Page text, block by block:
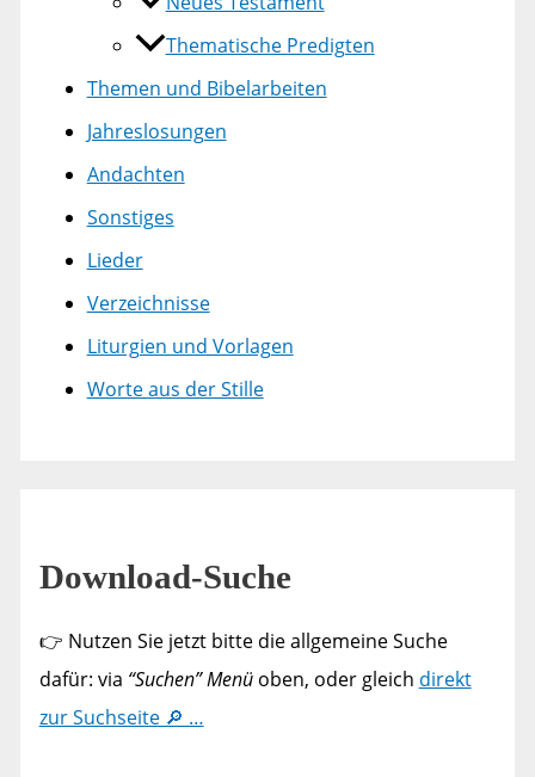
Thematische Predigten
Themen und Bibelarbeiten
Jahreslosungen
Andachten
Sonstiges
Lieder
Verzeichnisse
Liturgien und Vorlagen
Worte aus der Stille
Download-Suche
👉 Nutzen Sie jetzt bitte die allgemeine Suche
dafür: via “Suchen” Menüoben, oder gleich direkt
zur Suchseite 🔎 …